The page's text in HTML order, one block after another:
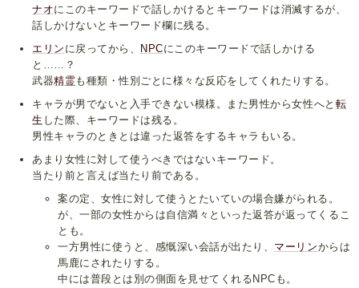
ナオにこのキーワードで話しかけるとキーワードは消滅するが、
話しかけないとキーワード欄に残る。
エリン に戻ってから、 NPCにこのキーワードで話しかける
と……？
武器精霊も種類・性別ごとに様々な反応をしてくれたりする。
キャラが男でないと入手できない模様。また男性から女性へと 転
生 した際、キーワードは残る。
男性キャラのときとは違った返答をするキャラもいる。
あまり女性に対して使うべきではないキーワード。
当たり前と言えば当たり前である。
案の定、女性に対して使うとたいていの場合嫌がられる。
が、一部の女性からは自信満々といった返答が返ってくるこ
とも。
一方男性に使うと、感慨深い会話が出たり、 マーリンからは
馬鹿にされたりする。
中には普段とは別の側面を見せてくれるNPCも。